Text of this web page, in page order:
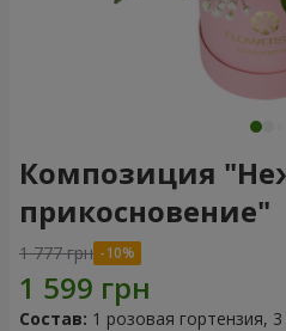
Композиция
прикосновение"
1 777 грн
Состав: 1 розовая гортензия,